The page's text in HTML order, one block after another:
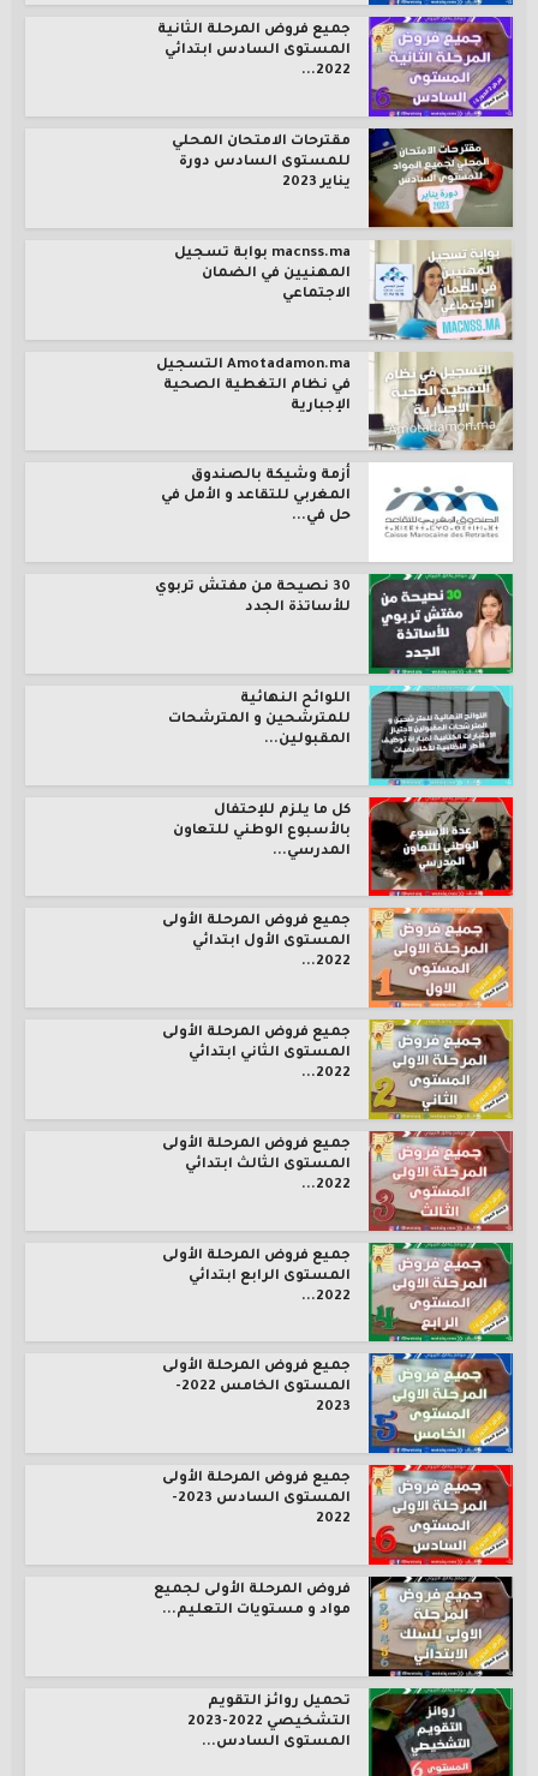
جميع فروض المرحلة الثانية
المستوى السادس ابتدائي
2022...
مقترحات الامتحان المحلي
للمستوى السادس دورة
يناير 2023
macnss.ma بوابة تسجيل
المهنيين في الضمان
الاجتماعي
Amotadamon.ma التسجيل
في نظام التغطية الصحية
الإجبارية
أزمة وشيكة بالصندوق
المغربي للتقاعد و الأمل في
حل في...
30 نصيحة من مفتش تربوي
للأساتذة الجدد
اللوائح النهائية
للمترشحين و المترشحات
المقبولين...
كل ما يلزم للإحتفال
بالأسبوع الوطني للتعاون
المدرسي...
جميع فروض المرحلة الأولى
المستوى الأول ابتدائي
2022...
جميع فروض المرحلة الأولى
المستوى الثاني ابتدائي
2022...
جميع فروض المرحلة الأولى
المستوى الثالث ابتدائي
2022...
جميع فروض المرحلة الأولى
المستوى الرابع ابتدائي
2022...
جميع فروض المرحلة الأولى
المستوى الخامس 2022-
2023
جميع فروض المرحلة الأولى
المستوى السادس 2023-
2022
فروض المرحلة الأولى لجميع
مواد و مستويات التعليم...
تحميل روائز التقويم
التشخيصي 2022-2023
المستوى السادس...